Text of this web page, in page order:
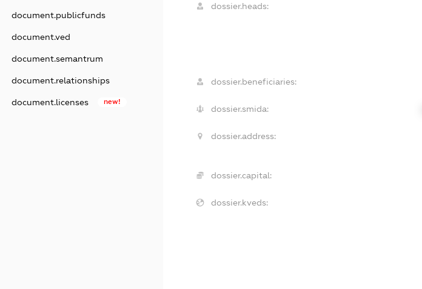
document.publicfunds
document.ved
document.semantrum
document.relationships
document.licenses new!
dossier.heads:
dossier.beneficiaries:
dossier.smida:
dossier.address:
dossier.capital:
dossier.kveds: